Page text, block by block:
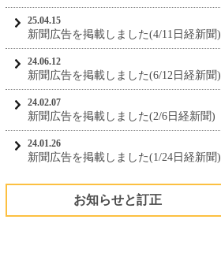
25.04.15
新聞広告を掲載しました(4/11日経新聞)
24.06.12
新聞広告を掲載しました(6/12日経新聞)
24.02.07
新聞広告を掲載しました(2/6日経新聞)
24.01.26
新聞広告を掲載しました(1/24日経新聞)
お知らせと訂正